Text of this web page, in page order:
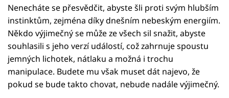
Nenecháte se přesvědčit, abyste šli proti svým hlubším
instinktům, zejména díky dnešním nebeským energiím.
Někdo výjimečný se může ze všech sil snažit, abyste
souhlasili s jeho verzí událostí, což zahrnuje spoustu
jemných lichotek, nátlaku a možná i trochu
manipulace. Budete mu však muset dát najevo, že
pokud se bude takto chovat, nebude nadále výjimečný.